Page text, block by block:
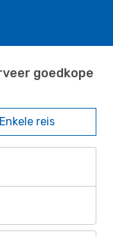
goedkope
Enkele reis